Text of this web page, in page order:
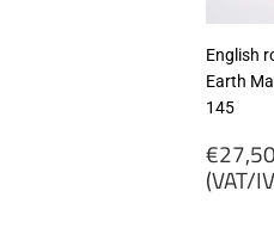
English
Earth
145
price
(VAT/